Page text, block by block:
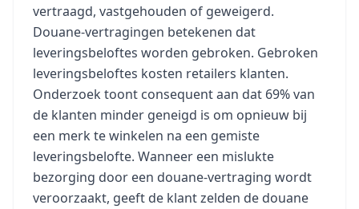
vertraagd, vastgehouden of geweigerd.
Douane-vertragingen betekenen dat
leveringsbeloftes worden gebroken. Gebroken
leveringsbeloftes kosten retailers klanten.
Onderzoek toont consequent aan dat 69% van
de klanten minder geneigd is om opnieuw bij
een merk te winkelen na een gemiste
leveringsbelofte. Wanneer een mislukte
bezorging door een douane-vertraging wordt
veroorzaakt, geeft de klant zelden de douane